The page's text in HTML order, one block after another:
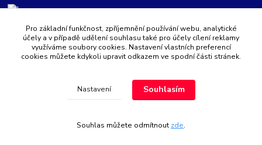
Martin Kabíček
8:00 - 16:00 hod.
Pro základní funkčnost, zpříjemnění používání webu, analytické
účely a v případě udělení souhlasu také pro účely cílení reklamy
využíváme soubory cookies. Nastavení vlastních preferencí
cookies můžete kdykoli upravit odkazem ve spodní části stránek.
Nastavení Souhlasím
Souhlas můžete odmítnout zde.